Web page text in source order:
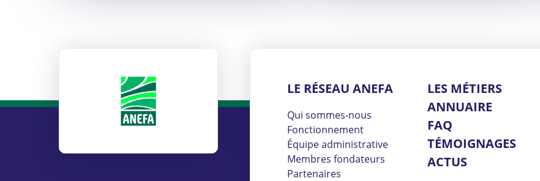
LE RÉSEAU ANEFA
Qui sommes-nous
Fonctionnement
Équipe administrative
Membres fondateurs
Partenaires
LES MÉTIERS
ANNUAIRE
FAQ
TÉMOIGNAGES
ACTUS